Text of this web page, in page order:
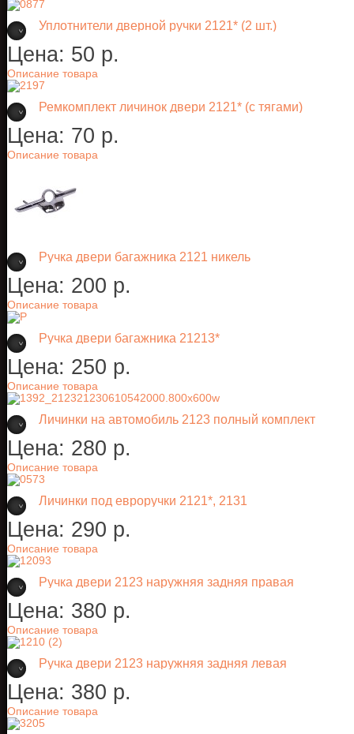
Уплотнители дверной ручки 2121* (2 шт.)
Цена: 50 p.
Описание товара
Ремкомплект личинок двери 2121* (с тягами)
Цена: 70 p.
Описание товара
Ручка двери багажника 2121 никель
Цена: 200 p.
Описание товара
Ручка двери багажника 21213*
Цена: 250 p.
Описание товара
Личинки на автомобиль 2123 полный комплект
Цена: 280 p.
Описание товара
Личинки под евроручки 2121*, 2131
Цена: 290 p.
Описание товара
Ручка двери 2123 наружняя задняя правая
Цена: 380 p.
Описание товара
Ручка двери 2123 наружняя задняя левая
Цена: 380 p.
Описание товара